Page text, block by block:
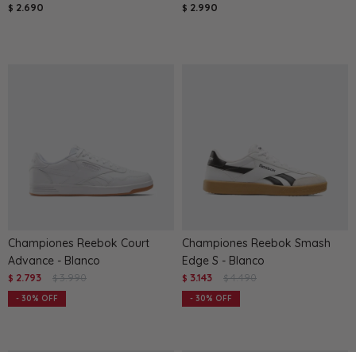
$ 2.690 $ 2.990
Championes Reebok Court
Advance - Blanco
$ 2.793 $ 3.990
30
Championes Reebok Smash
Edge S - Blanco
$ 3.143 $ 4.490
30